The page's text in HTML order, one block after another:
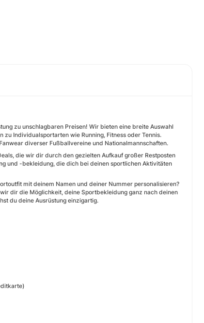
zu unschlagbaren Preisen! Wir bieten eine breite Auswahl
Individualsportarten wie Running, Fitness oder Tennis.
diverser Fußballvereine und Nationalmannschaften.
die wir dir durch den gezielten Aufkauf großer Restposten
und -bekleidung, die dich bei deinen sportlichen Aktivitäten
mit deinem Namen und deiner Nummer personalisieren?
dir die Möglichkeit, deine Sportbekleidung ganz nach deinen
du deine Ausrüstung einzigartig.